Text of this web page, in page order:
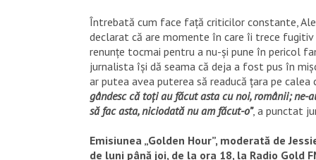
Întrebată cum face față criticilor constante,
declarat că are momente în care îi trece fugitiv
renunțe tocmai pentru a nu-și pune în pericol
jurnalista își dă seama că deja a fost pus în
ar putea avea puterea să readucă țara pe calea
gândesc că toți au făcut asta cu noi, românii; ne-
să fac asta, niciodată nu am făcut-o”, a punctat
Emisiunea „Golden Hour”, moderată de
de luni până joi, de la ora 18, la Radio Gold